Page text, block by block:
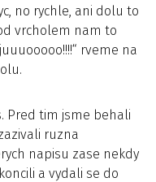
no rychle, ani dolu to
vrcholem nam to
rveme na
Pred tim jsme behali
ruzna
napisu zase nekdy
a vydali se do